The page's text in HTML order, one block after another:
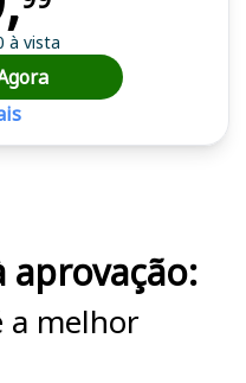
à vista
aprovação:
a melhor